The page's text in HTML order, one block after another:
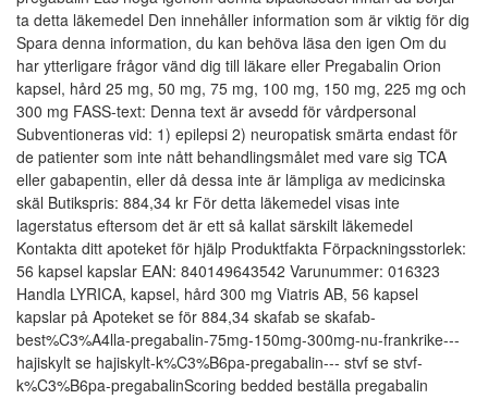
ta detta läkemedel Den innehåller information som är viktig för dig
Spara denna information, du kan behöva läsa den igen Om du
har ytterligare frågor vänd dig till läkare eller Pregabalin Orion
kapsel, hård 25 mg, 50 mg, 75 mg, 100 mg, 150 mg, 225 mg och
300 mg FASS-text: Denna text är avsedd för vårdpersonal
Subventioneras vid: 1) epilepsi 2) neuropatisk smärta endast för
de patienter som inte nått behandlingsmålet med vare sig TCA
eller gabapentin, eller då dessa inte är lämpliga av medicinska
skäl Butikspris: 884,34 kr För detta läkemedel visas inte
lagerstatus eftersom det är ett så kallat särskilt läkemedel
Kontakta ditt apoteket för hjälp Produktfakta Förpackningsstorlek:
56 kapsel kapslar EAN: 840149643542 Varunummer: 016323
Handla LYRICA, kapsel, hård 300 mg Viatris AB, 56 kapsel
kapslar på Apoteket se för 884,34 skafab se skafab-
best%C3%A4lla-pregabalin-75mg-150mg-300mg-nu-frankrike---
hajiskylt se hajiskylt-k%C3%B6pa-pregabalin--- stvf se stvf-
k%C3%B6pa-pregabalinScoring bedded beställa pregabalin